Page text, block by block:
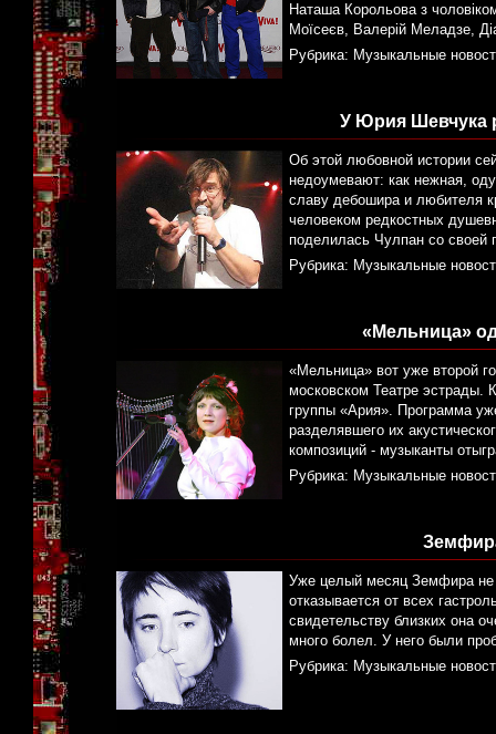
Наташа Корольова з
Моїсеєв, Валерій Меладзе,
Рубрика: Музыкальные
У Юрия Шевчука
Об этой любовной истории
недоумевают: как нежная,
славу дебошира и любителя
человеком редкостных
поделилась Чулпан со своей
Рубрика: Музыкальные
«Мельница»
«Мельница» вот уже второй
московском Театре эстрады.
группы «Ария». Программа
разделявшего их
композиций - музыканты
Рубрика: Музыкальные
Уже целый месяц Земфира не
отказывается от всех
свидетельству близких она
много болел. У него были
Рубрика: Музыкальные